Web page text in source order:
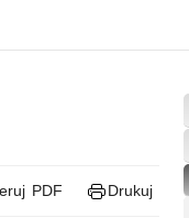
PDF Drukuj